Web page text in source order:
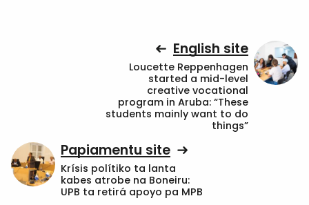
English site
Loucette Reppenhagen
started a mid-level
creative vocational
program in Aruba: “These
students mainly want to do
things”
Papiamentu site
Krísis polítiko ta lanta
kabes atrobe na Boneiru:
UPB ta retirá apoyo pa MPB